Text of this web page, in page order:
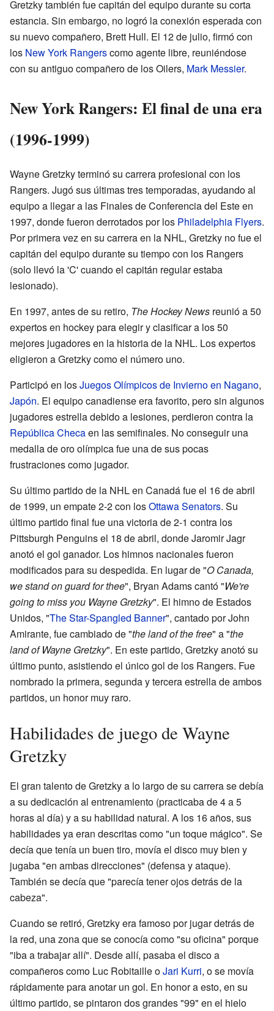
Gretzky también fue capitán del equipo durante su corta
estancia. Sin embargo, no logró la conexión esperada con
su nuevo compañero, Brett Hull. El 12 de julio, firmó con
los New York Rangerscomo agente libre, reuniéndose
con su antiguo compañero de los Oilers, Mark Messier.
New York Rangers: El final de una era
(1996-1999)
Wayne Gretzky terminó su carrera profesional con los
Rangers. Jugó sus últimas tres temporadas, ayudando al
equipo a llegar a las Finales de Conferencia del Este en
1997, donde fueron derrotados por los Philadelphia Flyers.
Por primera vez en su carrera en la NHL, Gretzky no fue el
capitán del equipo durante su tiempo con los Rangers
(solo llevó la 'C' cuando el capitán regular estaba
lesionado).
En 1997, antes de su retiro, The Hockey News reunió a 50
expertos en hockey para elegir y clasificar a los 50
mejores jugadores en la historia de la NHL. Los expertos
eligieron a Gretzky como el número uno.
Participó en losJuegos Olímpicos de Invierno en Nagano,
Japón. El equipo canadiense era favorito, pero sin algunos
jugadores estrella debido a lesiones, perdieron contra la
República Checaen las semifinales. No conseguir una
medalla de oro olímpica fue una de sus pocas
frustraciones como jugador.
Su último partido de la NHL en Canadá fue el 16 de abril
de 1999, un empate 2-2 con losOttawa Senators. Su
último partido final fue una victoria de 2-1 contra los
Pittsburgh Penguins el 18 de abril, donde Jaromir Jagr
anotó el gol ganador. Los himnos nacionales fueron
modificados para su despedida. En lugar de "O Canada,
we stand on guard for thee", Bryan Adams cantó "We're
going to miss you Wayne Gretzky". El himno de Estados
Unidos, "The Star-Spangled Banner", cantado por John
Amirante, fue cambiado de "the land of the free" a "the
land of Wayne Gretzky". En este partido, Gretzky anotó su
último punto, asistiendo el único gol de los Rangers. Fue
nombrado la primera, segunda y tercera estrella de ambos
partidos, un honor muy raro.
Habilidades de juego de Wayne
Gretzky
El gran talento de Gretzky a lo largo de su carrera se debía
a su dedicación al entrenamiento (practicaba de 4 a 5
horas al día) y a su habilidad natural. A los 16 años, sus
habilidades ya eran descritas como "un toque mágico". Se
decía que tenía un buen tiro, movía el disco muy bien y
jugaba "en ambas direcciones" (defensa y ataque).
También se decía que "parecía tener ojos detrás de la
cabeza".
Cuando se retiró, Gretzky era famoso por jugar detrás de
la red, una zona que se conocía como "su oficina" porque
"iba a trabajar allí". Desde allí, pasaba el disco a
compañeros como Luc Robitaille oJari Kurri, o se movía
rápidamente para anotar un gol. En honor a esto, en su
último partido, se pintaron dos grandes "99" en el hielo